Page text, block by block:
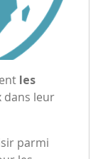
les
dans leur
parmi